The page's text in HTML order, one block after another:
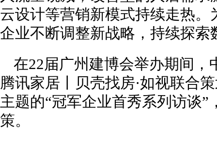
云设计等营销新模式持续走热
企业不断调整新战略，持续探索
在22届广州建博会举办期间
腾讯家居丨贝壳找房·如视联合
主题的“冠军企业首秀系列访谈
策。